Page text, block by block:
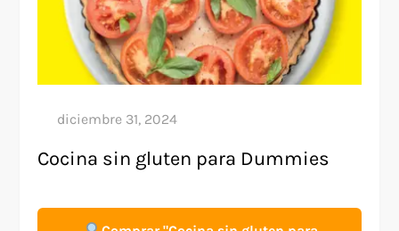
Cocina sin gluten para Dummies